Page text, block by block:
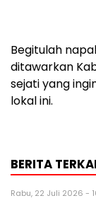
Begitulah
ditawarkan
sejati yang
lokal ini.
BERITA
Rabu, 22 Juli 2026 -